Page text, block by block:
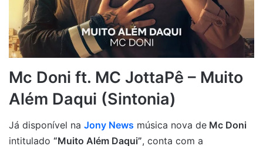
Mc Doni ft. MC JottaPê – Muito
Além Daqui (Sintonia)
Já disponível na Jony News música nova de Mc Doni
intitulado “Muito Além Daqui”, conta com a